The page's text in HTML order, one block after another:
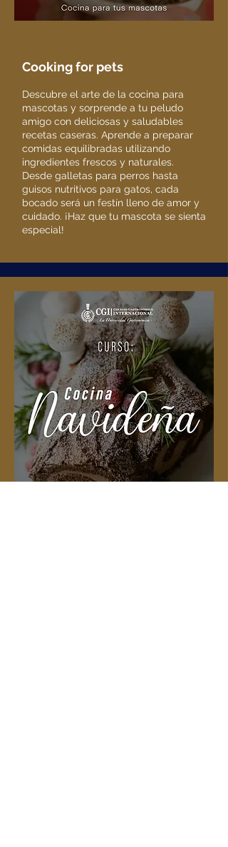
Cooking for pets
Descubre el arte de la cocina para
mascotas y sorprende a tu peludo
amigo con deliciosas y saludables
recetas caseras. Aprende a preparar
comidas equilibradas utilizando
ingredientes frescos y naturales.
Desde galletas para perros hasta
guisos nutritivos para gatos, cada
bocado será un festín lleno de amor y
cuidado. ¡Haz que tu mascota se sienta
especial!